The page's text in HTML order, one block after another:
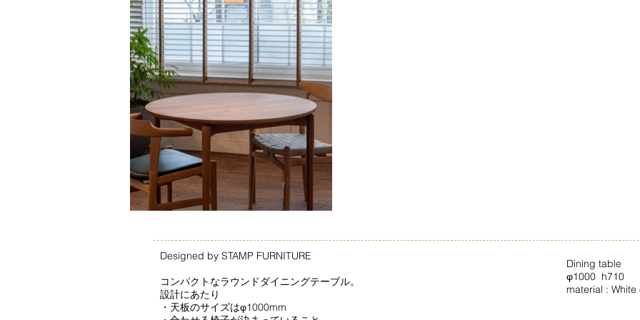
Designed by STAMP FURNITURE
コンパクトなラウンドダイニングテーブル。
設計にあたり
・天板のサイズはφ1000mm
Dining table
φ1000 h710
material : White